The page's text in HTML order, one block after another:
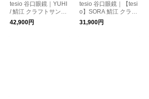
tesio 谷口眼鏡｜YUHI
/ 鯖江 クラフトサング
ラス / 谷口眼鏡（全3
色）
42,900円
tesio 谷口眼鏡｜【tesi
o】SORA 鯖江 クラフ
トサングラス
31,900円